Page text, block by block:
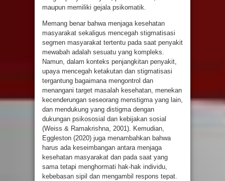
maupun memiliki gejala psikomatik.
Memang benar bahwa menjaga kesehatan
masyarakat sekaligus mencegah stigmatisasi
segmen masyarakat tertentu pada saat penyakit
mewabah adalah sesuatu yang kompleks.
Namun, dalam konteks penjangkitan penyakit,
upaya mencegah ketakutan dan stigmatisasi
tergantung bagaimana mengontrol dan
menangani target masalah kesehatan, menekan
kecenderungan seseorang menstigma yang lain,
dan mendukung yang distigma dengan
dukungan psikososial dan kebijakan sosial
(Weiss & Ramakrishna, 2001). Kemudian,
Eggleston (2020) juga menambahkan bahwa
harus ada keseimbangan antara menjaga
kesehatan masyarakat dan pada saat yang
sama tetapi menghormati hak-hak individu,
kebebasan sipil dan mengambil respons tepat.